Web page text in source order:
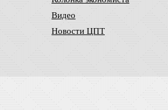
Видео
Новости ЦПТ